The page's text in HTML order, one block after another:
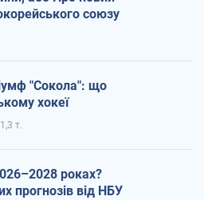
союзу
"Сокола": що
хокеї
1,3 т.
роках?
прогнозів від НБУ